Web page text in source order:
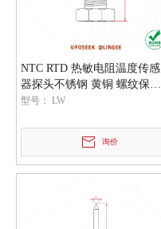
NTC RTD 热敏电阻温度传感
器探头不锈钢 黄铜 螺纹保护
外壳
型号： LW
询价